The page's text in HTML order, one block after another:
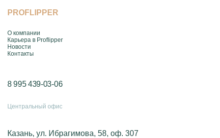
PROFLIPPER
О компании
Карьера в Proflipper
Новости
Контакты
8 995 439-03-06
Центральный офис
Казань, ул. Ибрагимова, 58, оф. 307